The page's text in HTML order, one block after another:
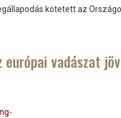
kötetett az
európai vadászat